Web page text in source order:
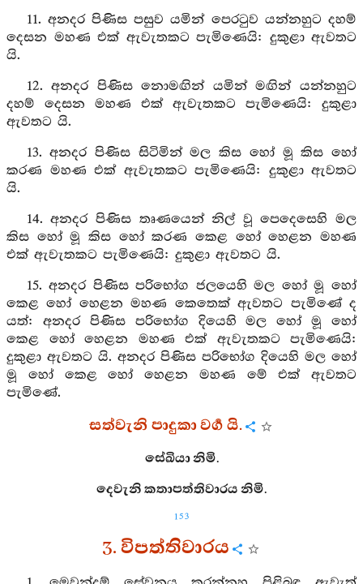
11. අනදර පිණිස පසුව යමින් පෙරටුව යන්නහුට දහම්
දෙසන මහණ එක් ඇවැතකට පැමිණෙයි: දුකුළා ඇවතට
යි.
12. අනදර පිණිස නොමඟින් යමින් මඟින් යන්නහුට
දහම් දෙසන මහණ එක් ඇවැතකට පැමිණෙයි: දුකුළා
ඇවතට යි.
13. අනදර පිණිස සිටිමින් මල කිස හෝ මූ කිස හෝ
කරණ මහණ එක් ඇවැතකට පැමිණෙයි: දුකුළා ඇවතට
යි.
14. අනදර පිණිස තෘණයෙන් නිල් වූ පෙදෙසෙහි මල
කිස හෝ මූ කිස හෝ කරණ කෙළ හෝ හෙළන මහණ
එක් ඇවැතකට පැමිණෙයි: දුකුළා ඇවතට යි.
15. අනදර පිණිස පරිභෝග ජලයෙහි මල හෝ මූ හෝ
කෙළ හෝ හෙළන මහණ කෙතෙක් ඇවතට පැමිණේ ද
යත්: අනදර පිණිස පරිභෝග දියෙහි මල හෝ මූ හෝ
කෙළ හෝ හෙළන මහණ එක් ඇවැතකට පැමිණෙයි:
දුකුළා ඇවතට යි. අනදර පිණිස පරිභෝග දියෙහි මල හෝ
මූ හෝ කෙළ හෝ හෙළන මහණ මේ එක් ඇවතට
පැමිණේ.
සත්වැනි පාදුකා වර්‍ග යි.
සේඛියා නිමි.
දෙවැනි කතාපත්තිවාරය නිමි.
153
3. විපත්තිවාරය